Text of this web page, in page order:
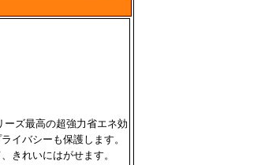
ーズ最高の超強力省エネ効
イバシーも保護します。
きれいにはがせます。